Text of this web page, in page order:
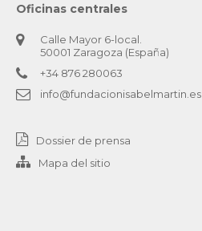
Oficinas centrales
Calle Mayor 6-local.
50001 Zaragoza (España)
+34 876 280063
info@fundacionisabelmartin.es
Dossier de prensa
Mapa del sitio